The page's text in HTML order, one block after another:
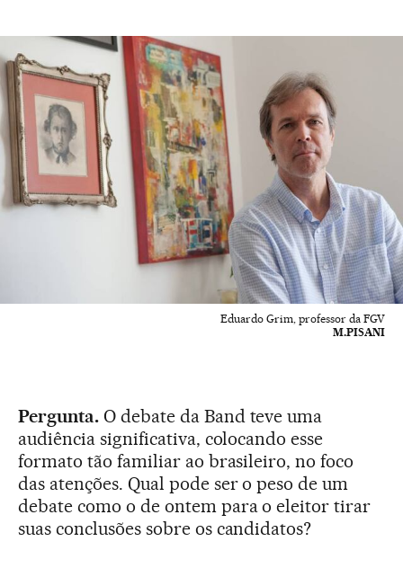
Eduardo Grim, professor da FGV
M.PISANI
Pergunta.O debate da Band teve uma
audiência significativa, colocando esse
formato tão familiar ao brasileiro, no foco
das atenções. Qual pode ser o peso de um
debate como o de ontem para o eleitor tirar
suas conclusões sobre os candidatos?